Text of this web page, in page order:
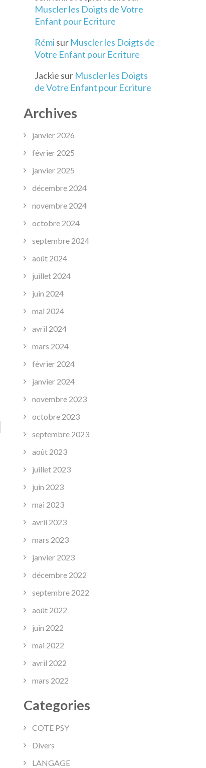
Muscler les Doigts de Votre
Enfant pour Ecriture
Rémi sur Muscler les Doigts de
Votre Enfant pour Ecriture
Jackie sur Muscler les Doigts
de Votre Enfant pour Ecriture
Archives
janvier 2026
février 2025
janvier 2025
décembre 2024
novembre 2024
octobre 2024
septembre 2024
août 2024
juillet 2024
juin 2024
mai 2024
avril 2024
mars 2024
février 2024
janvier 2024
novembre 2023
octobre 2023
septembre 2023
août 2023
juillet 2023
juin 2023
mai 2023
avril 2023
mars 2023
janvier 2023
décembre 2022
septembre 2022
août 2022
juin 2022
mai 2022
avril 2022
mars 2022
Categories
COTE PSY
Divers
LANGAGE